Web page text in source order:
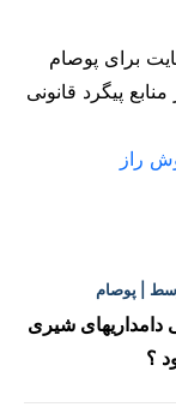
برای پوصام
پیگرد قانونی
راز
| پوصام
دامداریهای شیری
؟